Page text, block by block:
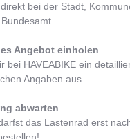
bei der Stadt,
Angebot einholen
bei HAVEABIKE ein
Angaben aus.
abwarten
das Lastenrad erst